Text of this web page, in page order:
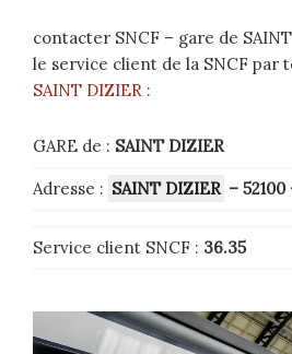
contacter SNCF – gare de
le service client de la SNCF par
SAINT DIZIER :
GARE de : SAINT DIZIER
Adresse : SAINT DIZIER – 52100
Service client SNCF : 36.35